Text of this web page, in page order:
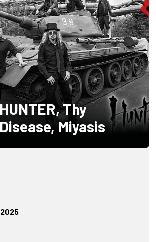
HUNTER, Thy
Disease, Miyasis